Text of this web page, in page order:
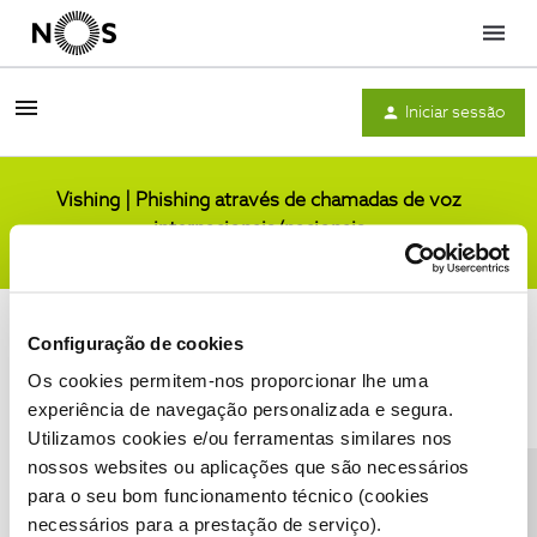
Configuração de cookies
Os cookies permitem-nos proporcionar lhe uma
experiência de navegação personalizada e segura.
Utilizamos cookies e/ou ferramentas similares nos
nossos websites ou aplicações que são necessários
para o seu bom funcionamento técnico (cookies
necessários para a prestação de serviço).
Menu
Iniciar sessão
Vishing | Phishing através de chamadas de voz
internacionais/nacionais
Condições do Fórum NOS Accessibility statement